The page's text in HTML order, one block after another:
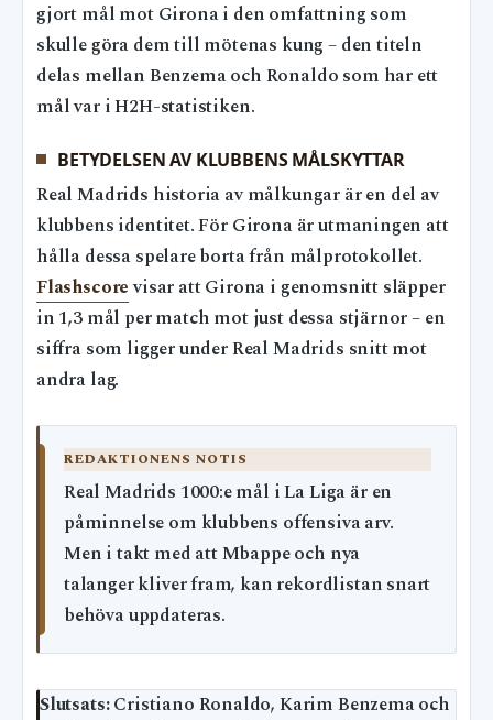
gjort mål mot Girona i den omfattning som
skulle göra dem till mötenas kung – den titeln
delas mellan Benzema och Ronaldo som har ett
mål var i H2H-statistiken.
BETYDELSEN AV KLUBBENS MÅLSKYTTAR
Real Madrids historia av målkungar är en del av
klubbens identitet. För Girona är utmaningen att
hålla dessa spelare borta från målprotokollet.
Flashscorevisar att Girona i genomsnitt släpper
in 1,3 mål per match mot just dessa stjärnor – en
siffra som ligger under Real Madrids snitt mot
andra lag.
REDAKTIONENS NOTIS
Real Madrids 1000:e mål i La Liga är en
påminnelse om klubbens offensiva arv.
Men i takt med att Mbappe och nya
talanger kliver fram, kan rekordlistan snart
behöva uppdateras.
Slutsats:Cristiano Ronaldo, Karim Benzema och